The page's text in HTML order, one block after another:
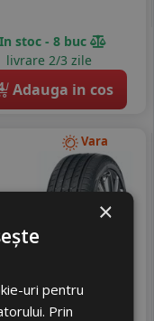
In stoc - 8 buc
livrare 2/3 zile
Adauga in cos
Vara
×
uri pentru
Prin